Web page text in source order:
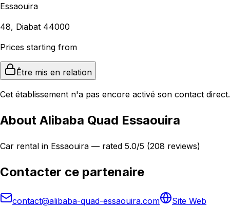
Essaouira
48, Diabat 44000
Prices starting from
Être mis en relation
Cet établissement n'a pas encore activé son contact direct.
About Alibaba Quad Essaouira
Car rental in Essaouira — rated 5.0/5 (208 reviews)
Contacter ce partenaire
contact@alibaba-quad-essaouira.com
Site Web